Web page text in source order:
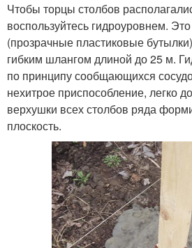
Чтобы торцы столбов
воспользуйтесь гидроуровнем.
(прозрачные пластиковые
гибким шлангом длиной до 25 м.
по принципу сообщающихся
нехитрое приспособление, легко
верхушки всех столбов ряда
плоскость.